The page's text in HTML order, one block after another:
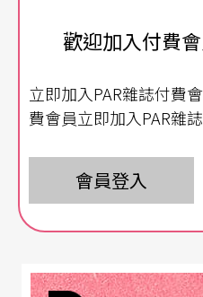
節」推出《大世界娛樂
耀持續挖掘「賭」與現
在大世界娛樂場裡獲得自
以「賭」建構的資本社會
在《大世界娛樂場Ⅲ》中
對立，相關新聞事件和
歡迎加入付費
立即加入PAR雜誌付費
費會員立即加入PAR雜
會員登入